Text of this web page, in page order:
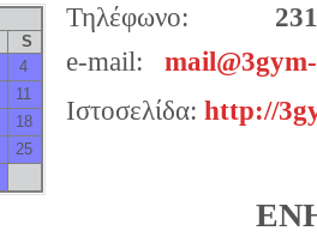
S
4
11
18
25
Τηλέφωνο:
e-mail:
Ιστοσελίδα:http://